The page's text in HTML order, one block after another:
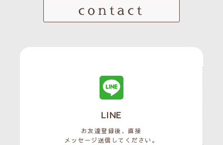
contact
LINE
お友達登録後、直接
メッセージ送信してください。